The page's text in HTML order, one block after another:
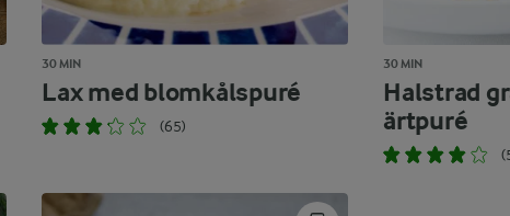
30 MIN
Lax med blomkålspuré
(65)
30 MIN
Halstrad
ärtpuré